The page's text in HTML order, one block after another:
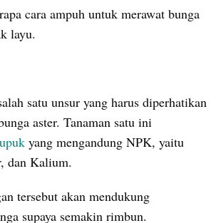
cara ampuh untuk merawat bunga
layu.
satu unsur yang harus diperhatikan
aster. Tanaman satu ini
yang mengandung NPK, yaitu
dan Kalium.
tersebut akan mendukung
supaya semakin rimbun.